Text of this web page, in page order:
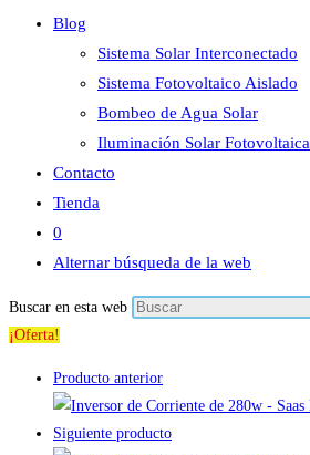
Blog
Sistema Solar Interconectado
Sistema Fotovoltaico Aislado
Bombeo de Agua Solar
Iluminación Solar Fotovoltaica
Contacto
Tienda
0
Alternar búsqueda de la web
Buscar en esta web
¡Oferta!
Producto anterior
Siguiente producto